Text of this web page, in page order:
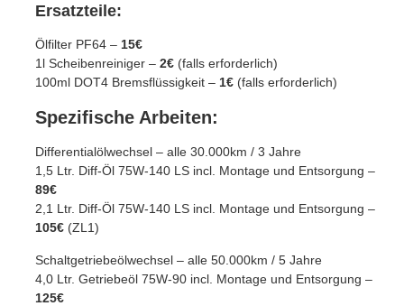
Ersatzteile:
Ölfilter PF64 – 15€
1l Scheibenreiniger – 2€(falls erforderlich)
100ml DOT4 Bremsflüssigkeit – 1€(falls erforderlich)
Spezifische Arbeiten:
Differentialölwechsel – alle 30.000km / 3 Jahre
1,5 Ltr. Diff-Öl 75W-140 LS incl. Montage und Entsorgung –
89€
2,1 Ltr. Diff-Öl 75W-140 LS incl. Montage und Entsorgung –
105€ (ZL1)
Schaltgetriebeölwechsel – alle 50.000km / 5 Jahre
4,0 Ltr. Getriebeöl 75W-90 incl. Montage und Entsorgung –
125€